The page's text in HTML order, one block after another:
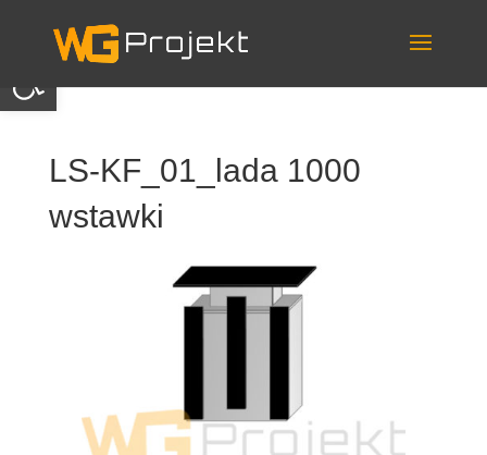
Otwórz pasek narzędzi
content
LS-KF_01_lada 1000
wstawki